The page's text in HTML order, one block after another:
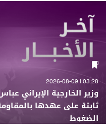
03:28 | 2026-08-09
وزير الخارجية الإيراني
ثابتة على عهدها
الضغوط